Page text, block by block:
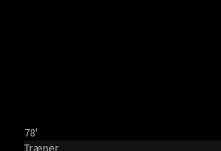
78'
Træner